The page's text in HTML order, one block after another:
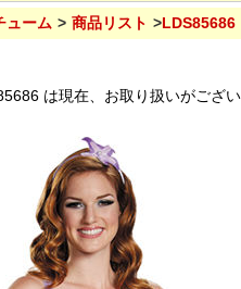
ューム 商品リスト LDS85686
は現在、お取り扱いがござい